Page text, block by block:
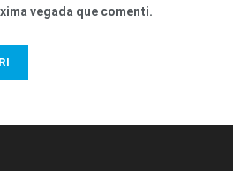
vegada que comenti.